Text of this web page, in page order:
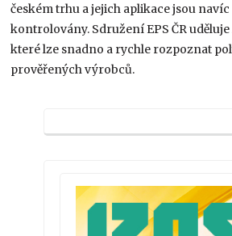
českém trhu a jejich aplikace jsou
kontrolovány. Sdružení EPS ČR
které lze snadno a rychle rozpoznat
prověřených výrobců.